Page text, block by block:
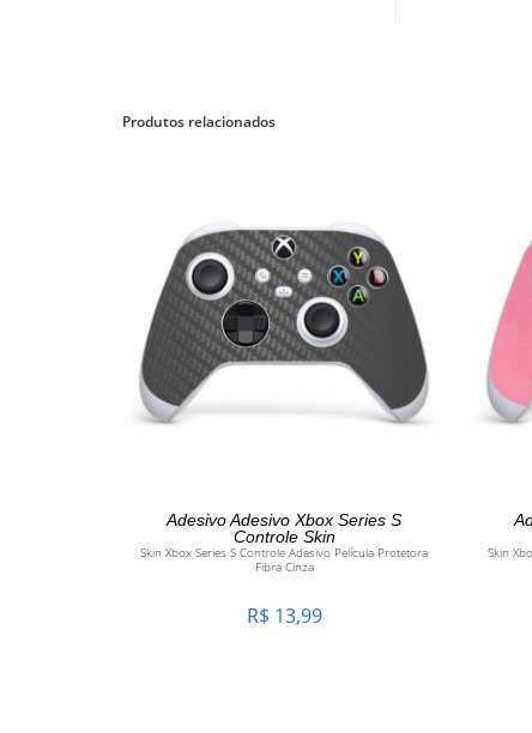
Produtos relacionados
ADICIONAR AO CARRINHO
Adesivo Adesivo Xbox Series S
Controle Skin
Skin Xbox Series S Controle Adesivo Película Protetora
Fibra Cinza
R$ 13,99
Skin